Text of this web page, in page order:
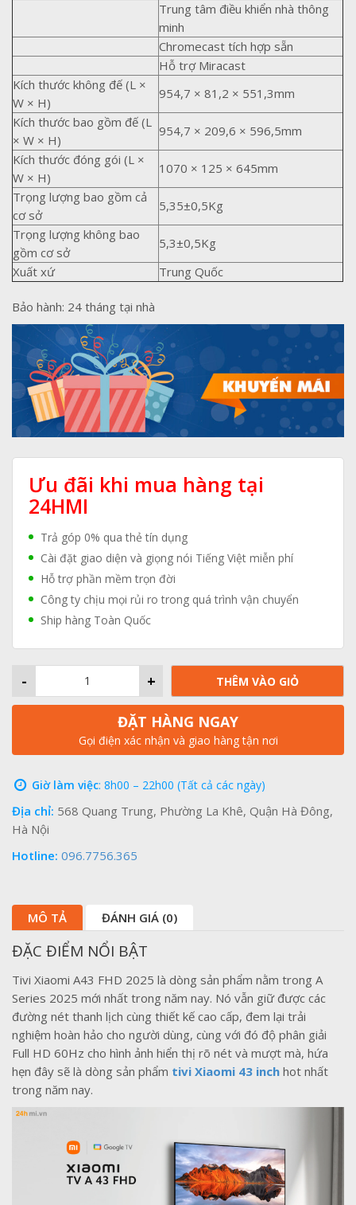
Trung tâm điều khiển nhà thông
minh
Chromecast tích hợp sẵn
Hỗ trợ Miracast
Kích thước không đế (L ×
W × H)
954,7 × 81,2 × 551,3mm
Kích thước bao gồm đế (L
× W × H)
954,7 × 209,6 × 596,5mm
Kích thước đóng gói (L ×
W × H)
1070 × 125 × 645mm
Trọng lượng bao gồm cả
cơ sở
5,35±0,5Kg
Trọng lượng không bao
gồm cơ sở
5,3±0,5Kg
Xuất xứ
Trung Quốc
Bảo hành: 24 tháng tại nhà
Ưu đãi khi mua hàng tại
24HMI
Trả góp 0% qua thẻ tín dụng
Cài đặt giao diện và giọng nói Tiếng Việt miễn phí
Hỗ trợ phần mềm trọn đời
Công ty chịu mọi rủi ro trong quá trình vận chuyển
Ship hàng Toàn Quốc
+
- THÊM VÀO GIỎ
ĐẶT HÀNG NGAY
Gọi điện xác nhận và giao hàng tận nơi
Giờ làm việc: 8h00 – 22h00 (Tất cả các ngày)
Địa chỉ: 568 Quang Trung, Phường La Khê, Quận Hà Đông,
Hà Nội
Hotline: 096.7756.365
MÔ TẢ ĐÁNH GIÁ (0)
ĐẶC ĐIỂM NỔI BẬT
Tivi Xiaomi A43 FHD 2025 là dòng sản phẩm nằm trong A
Series 2025 mới nhất trong năm nay. Nó vẫn giữ được các
đường nét thanh lịch cùng thiết kế cao cấp, đem lại trải
nghiệm hoàn hảo cho người dùng, cùng với đó độ phân giải
Full HD 60Hz cho hình ảnh hiển thị rõ nét và mượt mà, hứa
hẹn đây sẽ là dòng sản phẩm tivi Xiaomi 43 inch hot nhất
trong năm nay.